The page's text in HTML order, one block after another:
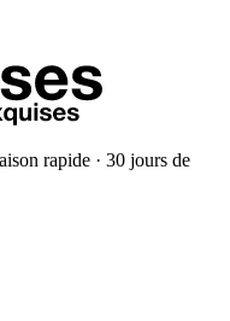
rapide · 30 jours de